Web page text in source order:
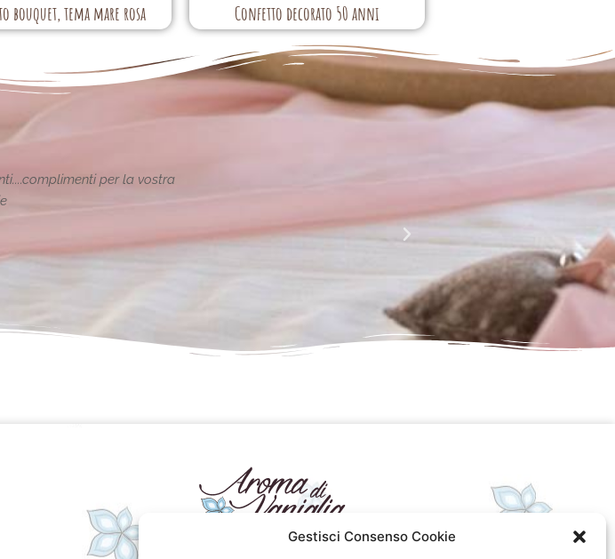
Gestisci Consenso Cookie
bouquet, tema mare rosa Confetto decorato 50 anni
per la vostra
Complimenti davvero!!!!
Giusy Rizzo
da Facebook